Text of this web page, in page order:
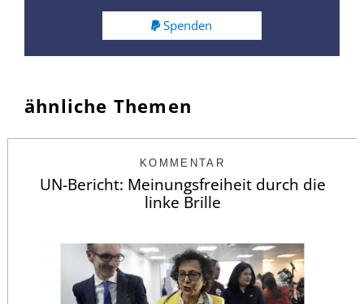
Spenden
ähnliche Themen
KOMMENTAR
UN-Bericht: Meinungsfreiheit durch die
linke Brille